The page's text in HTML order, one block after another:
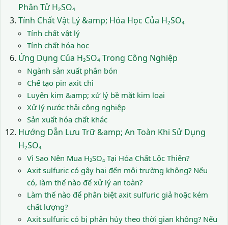
Phân Tử H₂SO₄
Tính Chất Vật Lý &amp; Hóa Học Của H₂SO₄
Tính chất vật lý
Tính chất hóa học
Ứng Dụng Của H₂SO₄ Trong Công Nghiệp
Ngành sản xuất phân bón
Chế tạo pin axit chì
Luyện kim &amp; xử lý bề mặt kim loại
Xử lý nước thải công nghiệp
Sản xuất hóa chất khác
Hướng Dẫn Lưu Trữ &amp; An Toàn Khi Sử Dụng
H₂SO₄
Vì Sao Nên Mua H₂SO₄ Tại Hóa Chất Lộc Thiên?
Axit sulfuric có gây hại đến môi trường không? Nếu
có, làm thế nào để xử lý an toàn?
Làm thế nào để phân biệt axit sulfuric giả hoặc kém
chất lượng?
Axit sulfuric có bị phân hủy theo thời gian không? Nếu